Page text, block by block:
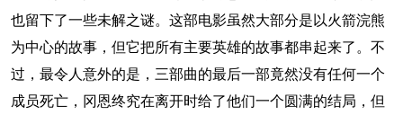
也留下了一些未解之谜。这部电影虽然大部分是以火箭浣熊
为中心的故事，但它把所有主要英雄的故事都串起来了。不
过，最令人意外的是，三部曲的最后一部竟然没有任何一个
成员死亡，冈恩终究在离开时给了他们一个圆满的结局，但